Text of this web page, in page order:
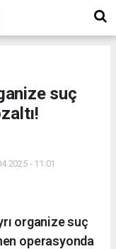
suç
- 11:01
organize suç
operasyonda